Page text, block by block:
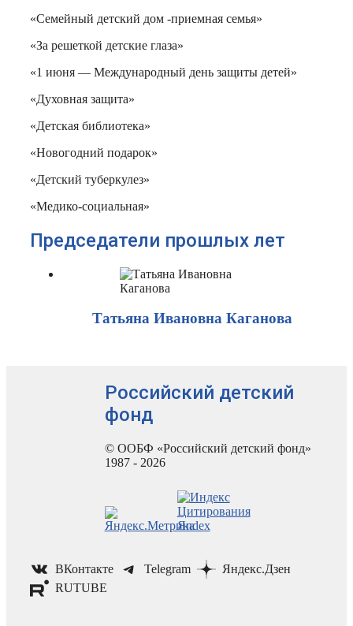
«Семейный детский дом -приемная семья»
«За решеткой детские глаза»
«1 июня — Международный день защиты детей»
«Духовная защита»
«Детская библиотека»
«Новогодний подарок»
«Детский туберкулез»
«Медико-социальная»
Председатели прошлых лет
Татьяна Ивановна Каганова
Российский детский
фонд
© ООБФ «Российский детский фонд»
1987 - 2026
ВКонтакте Telegram
Яндекс.Дзен
RUTUBE